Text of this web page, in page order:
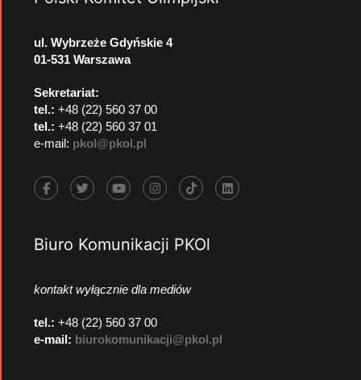
ul. Wybrzeże Gdyńskie 4
01-531 Warszawa
Sekretariat:
tel.: +48 (22) 560 37 00
tel.: +48 (22) 560 37 01
e-mail: pkol@pkol.pl
Biuro Komunikacji PKOl
kontakt wyłącznie dla mediów
tel.: +48 (22) 560 37 00
e-mail: biurokomunikacji@pkol.pl